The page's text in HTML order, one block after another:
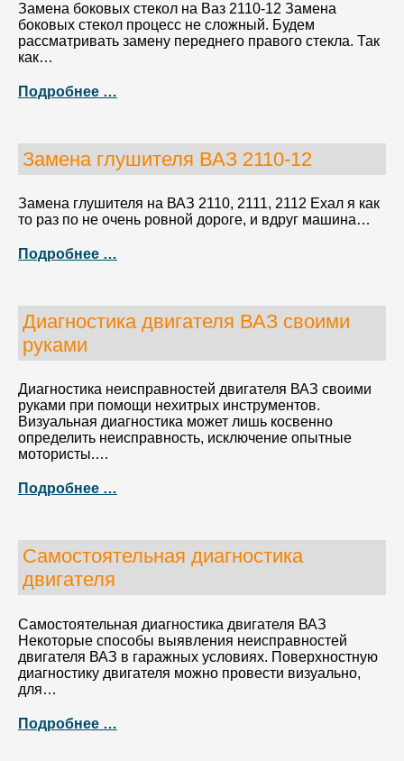
Замена боковых стекол на Ваз 2110-12 Замена
боковых стекол процесс не сложный. Будем
рассматривать замену переднего правого стекла. Так
как…
Подробнее …
Замена глушителя ВАЗ 2110-12
Замена глушителя на ВАЗ 2110, 2111, 2112 Ехал я как
то раз по не очень ровной дороге, и вдруг машина…
Подробнее …
Диагностика двигателя ВАЗ своими
руками
Диагностика неисправностей двигателя ВАЗ своими
руками при помощи нехитрых инструментов.
Визуальная диагностика может лишь косвенно
определить неисправность, исключение опытные
мотористы.…
Подробнее …
Самостоятельная диагностика
двигателя
Самостоятельная диагностика двигателя ВАЗ
Некоторые способы выявления неисправностей
двигателя ВАЗ в гаражных условиях. Поверхностную
диагностику двигателя можно провести визуально,
для…
Подробнее …